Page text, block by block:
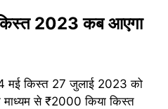
2023 कब आएगा
मई किस्त 27 जुलाई 2023 को
से ₹2000 किया किस्त